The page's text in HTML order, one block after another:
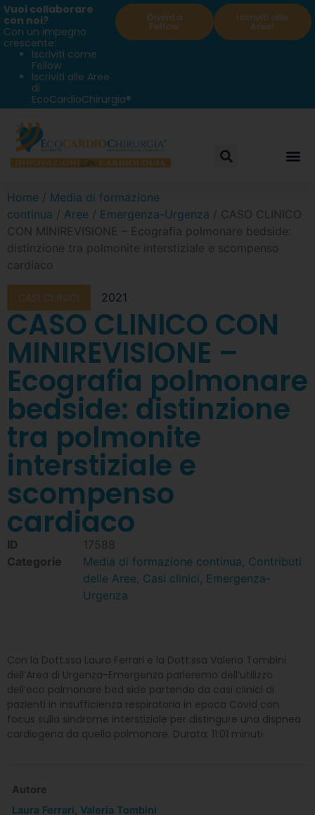
Vuoi collaborare
con noi?
Con un impegno
crescente:
Iscriviti come
Fellow
Iscriviti alle Aree
di
EcoCardioChirurgia®
Diventa
Fellow
Iscriviti alle
Aree!
Home / Media di formazione
continua / Aree / Emergenza-Urgenza / CASO CLINICO
CON MINIREVISIONE – Ecografia polmonare bedside:
distinzione tra polmonite interstiziale e scompenso
cardiaco
CASI CLINICI 2021
CASO CLINICO CON
MINIREVISIONE –
Ecografia polmonare
bedside: distinzione
tra polmonite
interstiziale e
scompenso
cardiaco
ID
17588
Categorie
Media di formazione continua, Contributi
delle Aree, Casi clinici, Emergenza-
Urgenza
Con la Dott.ssa Laura Ferrari e la Dott.ssa Valeria Tombini
dell’Area di Urgenza-Emergenza parleremo dell’utilizzo
dell’eco polmonare bed side partendo da casi clinici di
pazienti in insufficienza respiratoria in epoca Covid con
focus sulla sindrome interstiziale per distingure una dispnea
cardiogena da quella polmonare. Durata: 11:01 minuti
Autore
Laura Ferrari Valeria Tombini